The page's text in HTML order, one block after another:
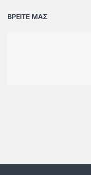
ΒΡΕΙΤΕ ΜΑΣ